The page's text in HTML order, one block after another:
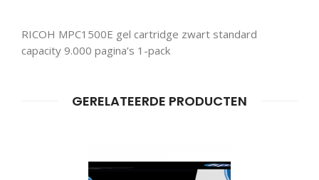
RICOH MPC1500E gel cartridge zwart standard
capacity 9.000 pagina’s 1-pack
GERELATEERDE PRODUCTEN